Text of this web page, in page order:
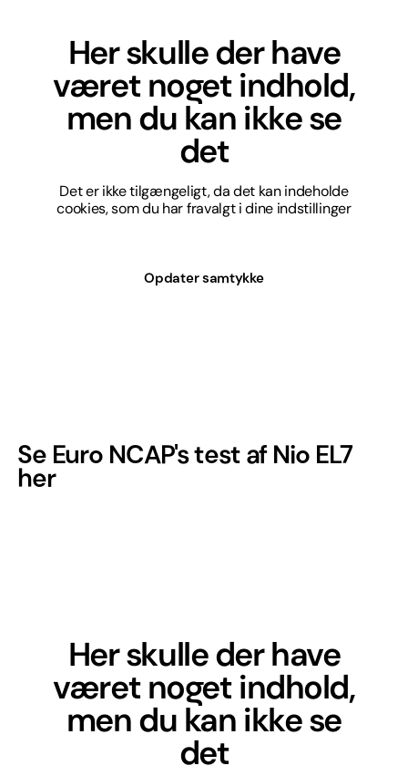
Her skulle der have
været noget indhold,
men du kan ikke se
det
Det er ikke tilgængeligt, da det kan indeholde
cookies, som du har fravalgt i dine indstillinger
Opdater samtykke
Se Euro NCAP's test af Nio EL7
her
Her skulle der have
været noget indhold,
men du kan ikke se
det